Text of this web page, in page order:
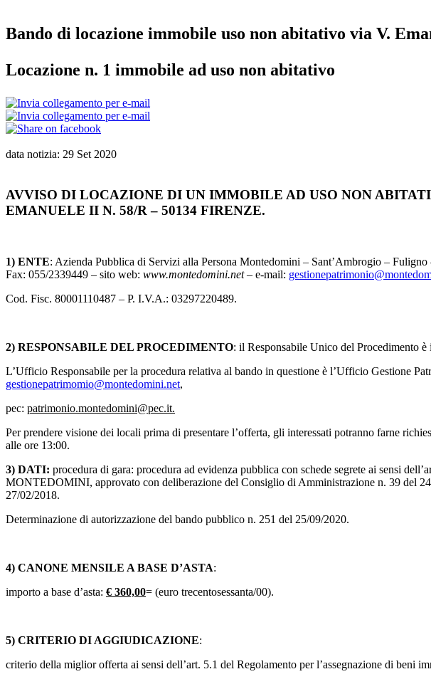
Bando di locazione immobile uso non abitativo via V.
Locazione n. 1 immobile ad uso non abitativo
data notizia: 29 Set 2020
AVVISO DI LOCAZIONE DI UN IMMOBILE AD USO NON
EMANUELE II N. 58/R – 50134 FIRENZE.
1) ENTE: Azienda Pubblica di Servizi alla Persona Montedomini – Sant’Ambrogio –
Fax: 055/2339449 – sito web: www.montedomini.net– e-mail:
Cod. Fisc. 80001110487 – P. I.V.A.: 03297220489.
2) RESPONSABILE DEL PROCEDIMENTO: il Responsabile Unico del
L’Ufficio Responsabile per la procedura relativa al bando in questione è l’Ufficio
gestionepatrimomio@montedomini.net,
pec: patrimonio.montedomini@pec.it.
Per prendere visione dei locali prima di presentare l’offerta, gli interessati potranno farne
alle ore 13:00.
3) DATI: procedura di gara: procedura ad evidenza pubblica con schede segrete ai sensi
MONTEDOMINI, approvato con deliberazione del Consiglio di Amministrazione n. 39 del
27/02/2018.
Determinazione di autorizzazione del bando pubblico n. 251 del 25/09/2020.
4) CANONE MENSILE A BASE D’ASTA:
importo a base d’asta: € 360,00= (euro trecentosessanta/00).
5) CRITERIO DI AGGIUDICAZIONE:
criterio della miglior offerta ai sensi dell’art. 5.1 del Regolamento per l’assegnazione di